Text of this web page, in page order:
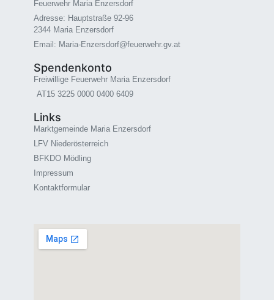
Feuerwehr Maria Enzersdorf
Adresse: Hauptstraße 92-96
2344 Maria Enzersdorf
Email: Maria-Enzersdorf@feuerwehr.gv.at
Spendenkonto
Freiwillige Feuerwehr Maria Enzersdorf
AT15 3225 0000 0400 6409
Links
Marktgemeinde Maria Enzersdorf
LFV Niederösterreich
BFKDO Mödling
Impressum
Kontaktformular